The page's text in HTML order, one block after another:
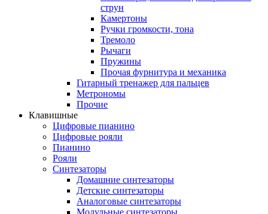
струн
Камертоны
Ручки громкости, тона
Тремоло
Рычаги
Пружины
Прочая фурнитура и механика
Гитарный тренажер для пальцев
Метрономы
Прочие
Клавишные
Цифровые пианино
Цифровые рояли
Пианино
Рояли
Синтезаторы
Домашние синтезаторы
Детские синтезаторы
Аналоговые синтезаторы
Модульные синтезаторы